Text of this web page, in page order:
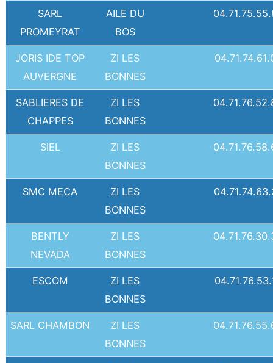
SARL
PROMEYRAT
AILE DU
BOS
JORIS IDE TOP
AUVERGNE
ZI LES
BONNES
SABLIERES DE
CHAPPES
ZI LES
BONNES
SIEL
ZI LES
BONNES
SMC MECA
ZI LES
BONNES
BENTLY
NEVADA
ZI LES
BONNES
ESCOM
ZI LES
BONNES
SARL CHAMBON
ZI LES
BONNES